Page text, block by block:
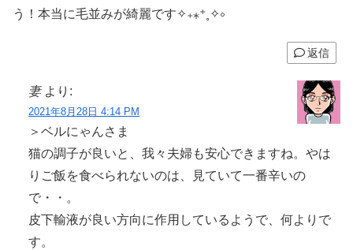
う！本当に毛並みが綺麗です✧₊⁎⁺˳✧༚
返信
妻 より:
2021年8月28日 4:14 PM
＞ベルにゃんさま
猫の調子が良いと、我々夫婦も安心できますね。やは
りご飯を食べられないのは、見ていて一番辛いの
で・・。
皮下輸液が良い方向に作用しているようで、何よりで
す。